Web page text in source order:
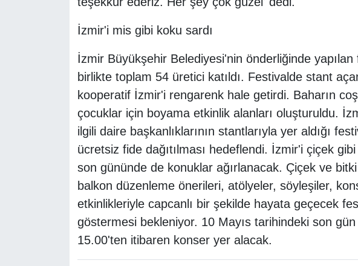
İzmir'i mis gibi koku sardı
İzmir Büyükşehir Belediyesi'nin önderliğinde
birlikte toplam 54 üretici katıldı. Festivalde stant
kooperatif İzmir'i rengarenk hale getirdi. Baharın
çocuklar için boyama etkinlik alanları oluşturuldu.
ilgili daire başkanlıklarının stantlarıyla yer aldığı
ücretsiz fide dağıtılması hedeflendi. İzmir'i çiçek
son gününde de konuklar ağırlanacak. Çiçek ve
balkon düzenleme önerileri, atölyeler, söyleşiler,
etkinlikleriyle capcanlı bir şekilde hayata geçecek
göstermesi bekleniyor. 10 Mayıs tarihindeki son
15.00'ten itibaren konser yer alacak.